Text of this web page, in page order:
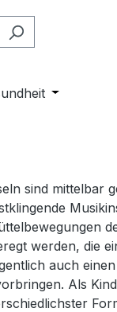
Kategorie Events
Öffne
sind mittelbar
werden, die
auch
Als